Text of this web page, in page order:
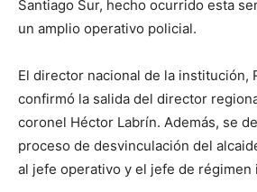
Santiago Sur, hecho ocurrido esta
un amplio operativo policial.
El director nacional de la institución,
confirmó la salida del director
coronel Héctor Labrín. Además, se
proceso de desvinculación del
al jefe operativo y el jefe de régimen